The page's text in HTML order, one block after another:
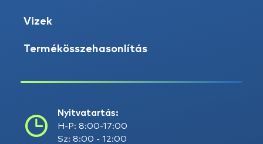
Vizek
Termékösszehasonlítás
Nyitvatartás:
H-P: 8:00-17:00
Sz: 8:00 - 12:00